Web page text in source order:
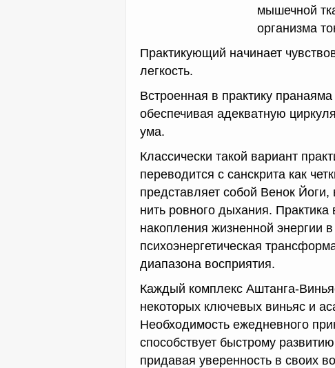
мышечной
организма
Практикующий начинает
легкость.
Встроенная в практику
обеспечивая адекватную
ума.
Классически такой вариант
переводится с санскрита как
представляет собой Венок
нить ровного дыхания.
накопления жизненной энергии
психоэнергетическая
диапазона восприятия.
Каждый комплекс Аштанга-
некоторых ключевых виньяс и
Необходимость ежедневного
способствует быстрому
придавая уверенность в своих